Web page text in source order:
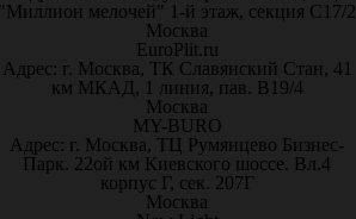
мелочей" 1-й этаж, секция С17/2
Москва
EuroPlit.ru
Адрес: г. Москва, ТК Славянский Стан, 41
км МКАД, 1 линия, пав. В19/4
Москва
MY-BURO
Адрес: г. Москва, ТЦ Румянцево Бизнес-
Парк. 22ой км Киевского шоссе. Вл.4
корпус Г, сек. 207Г
Москва